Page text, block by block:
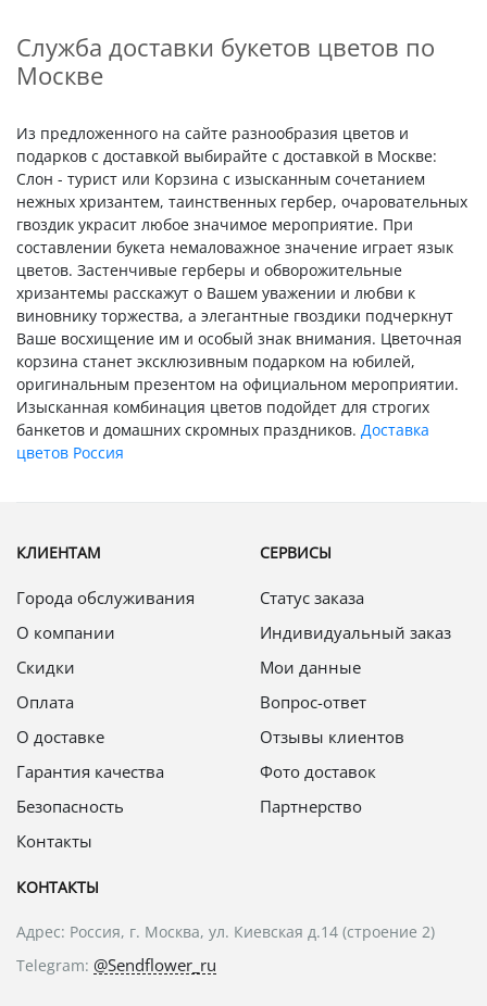
Служба доставки букетов цветов по
Москве
Из предложенного на сайте разнообразия цветов и
подарков с доставкой выбирайте с доставкой в Москве:
Слон - турист или Корзина с изысканным сочетанием
нежных хризантем, таинственных гербер, очаровательных
гвоздик украсит любое значимое мероприятие. При
составлении букета немаловажное значение играет язык
цветов. Застенчивые герберы и обворожительные
хризантемы расскажут о Вашем уважении и любви к
виновнику торжества, а элегантные гвоздики подчеркнут
Ваше восхищение им и особый знак внимания. Цветочная
корзина станет эксклюзивным подарком на юбилей,
оригинальным презентом на официальном мероприятии.
Изысканная комбинация цветов подойдет для строгих
банкетов и домашних скромных праздников. Доставка
цветов Россия
КЛИЕНТАМ
Города обслуживания
О компании
Скидки
Оплата
О доставке
Гарантия качества
Безопасность
Контакты
СЕРВИСЫ
Статус заказа
Индивидуальный заказ
Мои данные
Вопрос-ответ
Отзывы клиентов
Фото доставок
Партнерство
КОНТАКТЫ
Адрес: Россия, г. Москва, ул. Киевская д.14 (строение 2)
Telegram: @Sendflower_ru